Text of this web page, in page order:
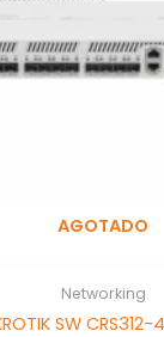
AGOTADO
Networking
SW